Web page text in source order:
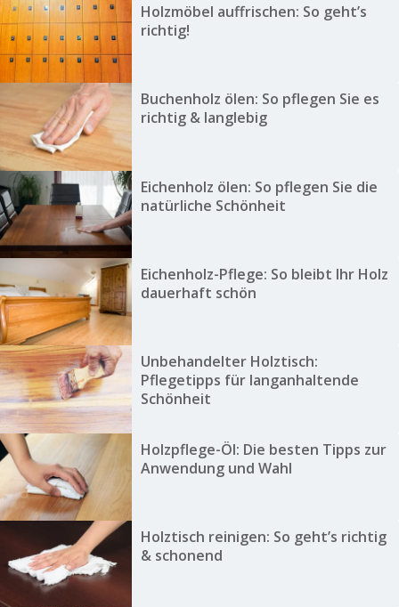
Holzmöbel auffrischen: So geht’s
richtig!
Buchenholz ölen: So pflegen Sie es
richtig & langlebig
Eichenholz ölen: So pflegen Sie die
natürliche Schönheit
Eichenholz-Pflege: So bleibt Ihr Holz
dauerhaft schön
Unbehandelter Holztisch:
Pflegetipps für langanhaltende
Schönheit
Holzpflege-Öl: Die besten Tipps zur
Anwendung und Wahl
Holztisch reinigen: So geht’s richtig
& schonend